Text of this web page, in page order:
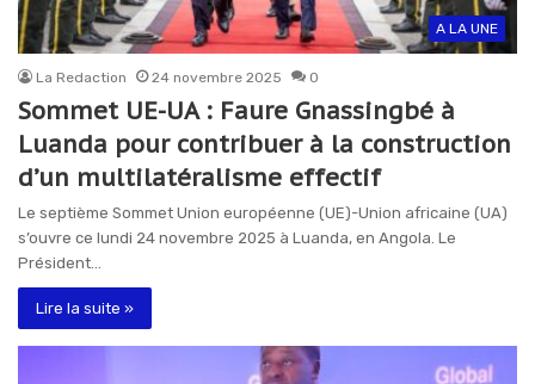
A LA UNE
La Redaction 24 novembre 2025 0
Sommet UE-UA : Faure Gnassingbé à
Luanda pour contribuer à la construction
d’un multilatéralisme effectif
Le septième Sommet Union européenne (UE)-Union africaine (UA)
s’ouvre ce lundi 24 novembre 2025 à Luanda, en Angola. Le
Président…
Lire la suite »